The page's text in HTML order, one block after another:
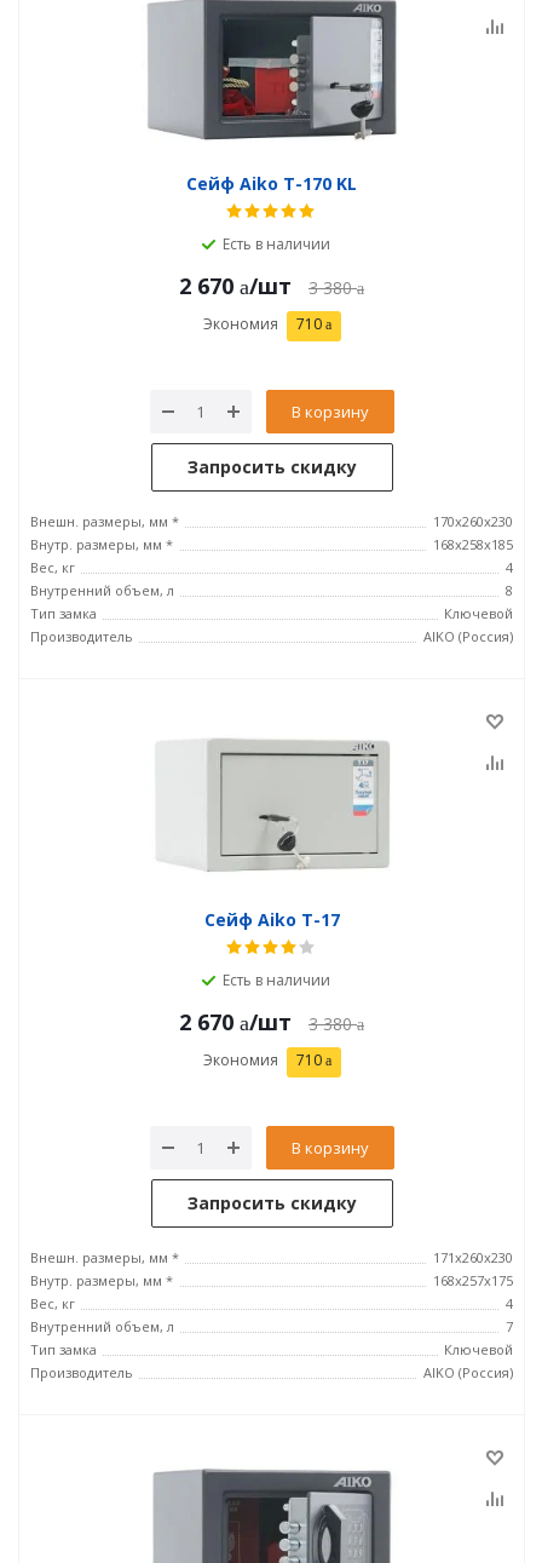
Сейф Aiko T-170 KL
Есть в наличии
2 670 /шт 3 380
Экономия 710
В корзину
Запросить скидку
Внешн. размеры, мм *
170x260x230
Внутр. размеры, мм *
168x258x185
Вес, кг
4
Внутренний объем, л
8
Тип замка
Ключевой
Производитель
AIKO (Россия)
Сейф Aiko T-17
Есть в наличии
2 670 /шт 3 380
Экономия 710
В корзину
Запросить скидку
Внешн. размеры, мм *
171x260x230
Внутр. размеры, мм *
168x257x175
Вес, кг
4
Внутренний объем, л
7
Тип замка
Ключевой
Производитель
AIKO (Россия)